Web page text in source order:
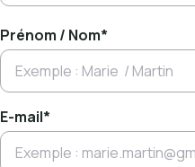
Prénom / Nom*
E-mail*